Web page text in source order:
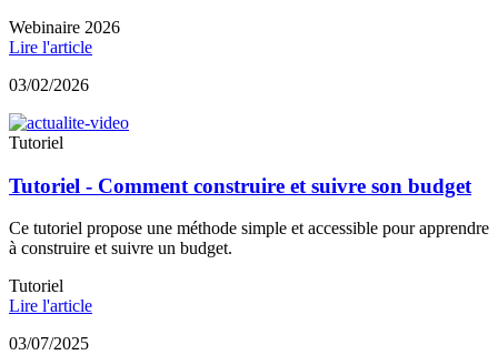
Webinaire 2026
Lire l'article
03/02/2026
Tutoriel
Tutoriel - Comment construire et suivre son budget
Ce tutoriel propose une méthode simple et accessible pour apprendre
à construire et suivre un budget.
Tutoriel
Lire l'article
03/07/2025